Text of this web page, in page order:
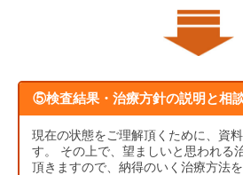
⑤検査結果・治療方針の説明と相
現在の状態をご理解頂くために、資
す。 その上で、望ましいと思われる
頂きますので、納得のいく治療方法を